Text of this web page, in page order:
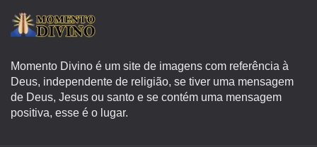
Momento Divino é um site de imagens com referência à
Deus, independente de religião, se tiver uma mensagem
de Deus, Jesus ou santo e se contém uma mensagem
positiva, esse é o lugar.